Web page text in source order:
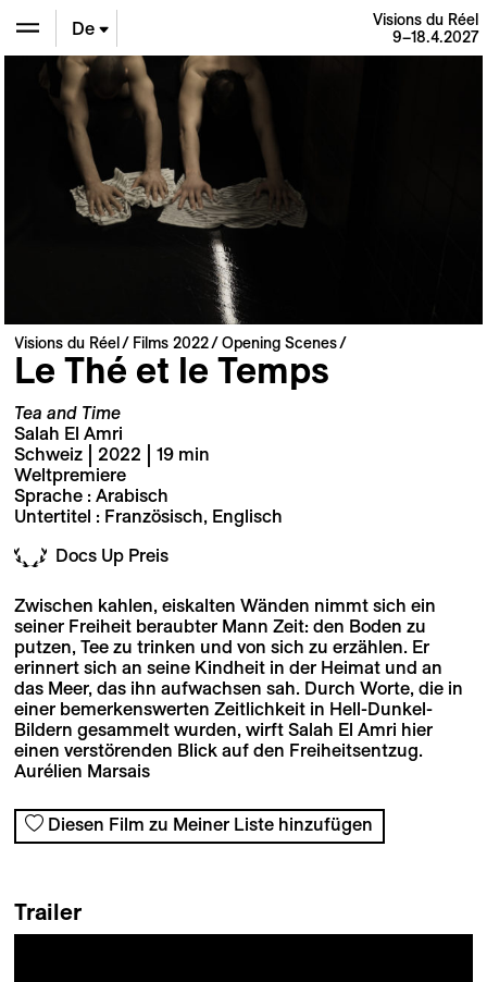
En
De
Fr
Visions du Réel
9–18.4.2027
Visions du Réel Films 2022 Opening Scenes
Le Thé et le Temps
Tea and Time
Salah El Amri
Schweiz | 2022 | 19 min
Weltpremiere
Sprache : Arabisch
Untertitel : Französisch, Englisch
Docs Up Preis
Zwischen kahlen, eiskalten Wänden nimmt sich ein
seiner Freiheit beraubter Mann Zeit: den Boden zu
putzen, Tee zu trinken und von sich zu erzählen. Er
erinnert sich an seine Kindheit in der Heimat und an
das Meer, das ihn aufwachsen sah. Durch Worte, die in
einer bemerkenswerten Zeitlichkeit in Hell-Dunkel-
Bildern gesammelt wurden, wirft Salah El Amri hier
einen verstörenden Blick auf den Freiheitsentzug.
Aurélien Marsais
Diesen Film zu Meiner Liste hinzufügen
Trailer